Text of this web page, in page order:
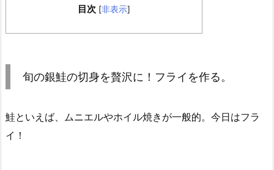
目次 [非表示]
旬の銀鮭の切身を贅沢に！フライを作る。
鮭といえば、ムニエルやホイル焼きが一般的。今日はフラ
イ！